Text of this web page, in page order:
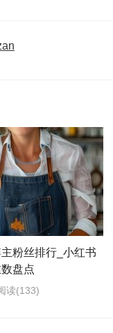
粉丝排行_小红书
盘点
读(133)